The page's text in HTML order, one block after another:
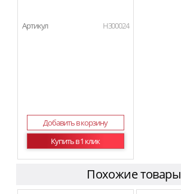
Артикул H300024
Добавить в корзину
Купить в 1 клик
Похожие товары